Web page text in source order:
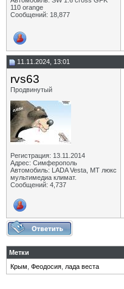
110 orange
Сообщений: 18,877
11.11.2024, 13:01
rvs63
Продвинутый
Регистрация: 13.11.2014
Адрес: Симферополь
Автомобиль: LADA Vesta, МТ люкс
мультимедиа климат.
Сообщений: 4,737
Метки
Крым Феодосия лада веста